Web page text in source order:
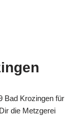
Bad Krozingen für
die Metzgerei